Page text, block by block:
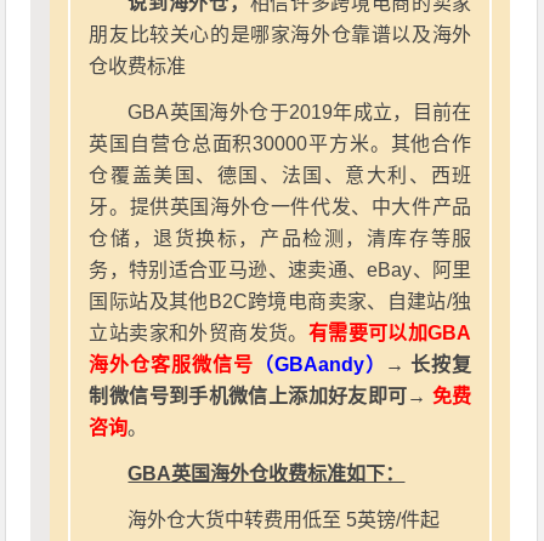
朋友比较关心的是哪家海外仓靠谱以及海外
仓收费标准
GBA英国海外仓于2019年成立，目前在
英国自营仓总面积30000平方米。其他合作
仓覆盖美国、德国、法国、意大利、西班
牙。提供英国海外仓一件代发、中大件产品
仓储，退货换标，产品检测，清库存等服
务，特别适合亚马逊、速卖通、eBay、阿里
国际站及其他B2C跨境电商卖家、自建站/独
立站卖家和外贸商发货。 有需要可以加GBA
海外仓客服微信号 （GBAandy）
→ 长按复
制微信号到手机微信上添加好友即可→ 免费
咨询。
GBA英国海外仓收费标准如下：
海外仓大货中转费用低至 5英镑/件起